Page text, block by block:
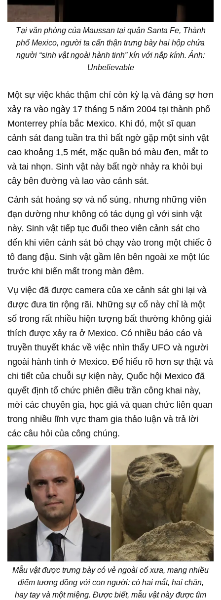
Tại văn phòng của Maussan tại quận Santa Fe, Thành
phố Mexico, người ta cẩn thận trưng bày hai hộp chứa
người “sinh vật ngoài hành tinh” kín với nắp kính. Ảnh:
Unbelievable
Một sự việc khác thậm chí còn kỳ lạ và đáng sợ hơn
xảy ra vào ngày 17 tháng 5 năm 2004 tại thành phố
Monterrey phía bắc Mexico. Khi đó, một sĩ quan
cảnh sát đang tuần tra thì bất ngờ gặp một sinh vật
cao khoảng 1,5 mét, mặc quần bó màu đen, mắt to
và tai nhọn. Sinh vật này bất ngờ nhảy ra khỏi bụi
cây bên đường và lao vào cảnh sát.
Cảnh sát hoảng sợ và nổ súng, nhưng những viên
đạn dường như không có tác dụng gì với sinh vật
này. Sinh vật tiếp tục đuổi theo viên cảnh sát cho
đến khi viên cảnh sát bỏ chạy vào trong một chiếc ô
tô đang đậu. Sinh vật gầm lên bên ngoài xe một lúc
trước khi biến mất trong màn đêm.
Vụ việc đã được camera của xe cảnh sát ghi lại và
được đưa tin rộng rãi. Những sự cố này chỉ là một
số trong rất nhiều hiện tượng bất thường không giải
thích được xảy ra ở Mexico. Có nhiều báo cáo và
truyền thuyết khác về việc nhìn thấy UFO và người
ngoài hành tinh ở Mexico. Để hiểu rõ hơn sự thật và
chi tiết của chuỗi sự kiện này, Quốc hội Mexico đã
quyết định tổ chức phiên điều trần công khai này,
mời các chuyên gia, học giả và quan chức liên quan
trong nhiều lĩnh vực tham gia thảo luận và trả lời
các câu hỏi của công chúng.
Mẫu vật được trưng bày có vẻ ngoài cổ xưa, mang nhiều
điểm tương đồng với con người: có hai mắt, hai chân,
hay tay và một miệng. Được biết, mẫu vật này được tìm